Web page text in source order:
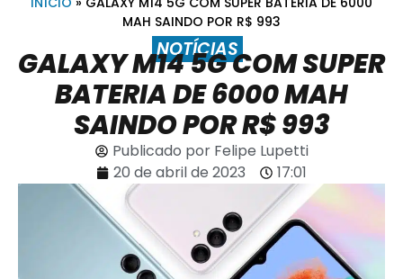
MAH SAINDO POR R$ 993
NOTÍCIAS
GALAXY M14 5G COM SUPER
BATERIA DE 6000 MAH
SAINDO POR R$ 993
Publicado porFelipe Lupetti
20 de abril de 2023
17:01